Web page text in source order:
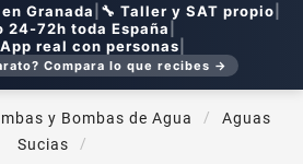
Granada 🔧 Taller y SAT propio
24-72h toda España
real con personas
Compara lo que recibes →
y Bombas de Agua
Aguas
Sucias